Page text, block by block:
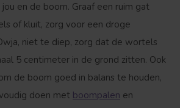
en de boom. Graaf een ruim gat
of kluit, zorg voor een droge
niet te diep, zorg dat de wortels
5 centimeter in de grond zitten. Ook
de boom goed in balans te houden,
doen met boompalen en